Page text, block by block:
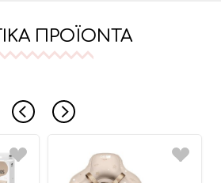
ΠΡΟΪΌΝΤΑ